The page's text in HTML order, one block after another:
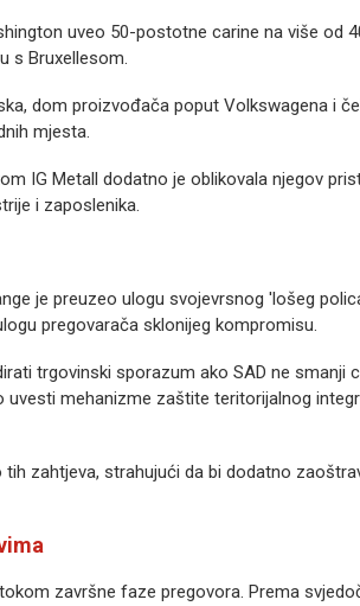
uveo 50-postotne carine na više od
s Bruxellesom.
dom proizvođača poput Volkswagena i
mjesta.
IG Metall dodatno je oblikovala njegov
i zaposlenika.
je preuzeo ulogu svojevrsnog 'lošeg
pregovarača sklonijeg kompromisu.
trgovinski sporazum ako SAD ne smanji
uvesti mehanizme zaštite teritorijalnog
zahtjeva, strahujući da bi dodatno
završne faze pregovora. Prema